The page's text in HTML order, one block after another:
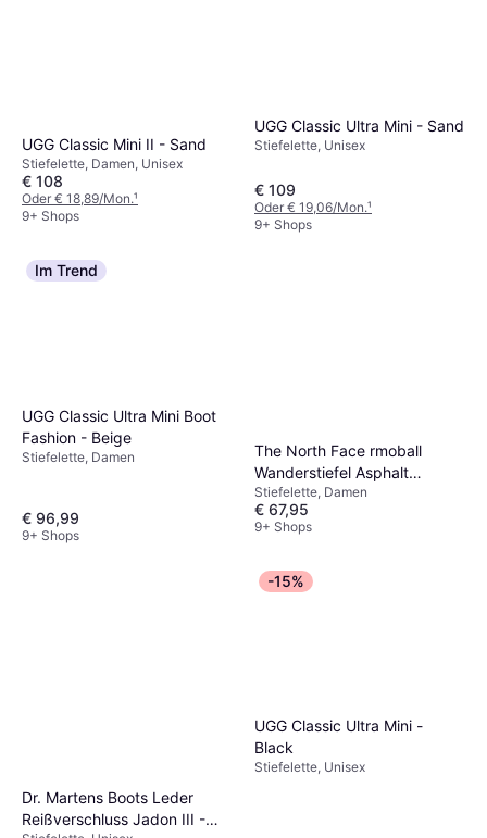
UGG Classic Mini II - Sand
Stiefelette, Damen, Unisex
€ 108
Oder € 18,89/Mon.¹
9+ Shops
UGG Classic Ultra Mini - Sand
Stiefelette, Unisex
€ 109
Oder € 19,06/Mon.¹
9+ Shops
Im Trend
UGG Classic Ultra Mini Boot
Fashion - Beige
Stiefelette, Damen
€ 96,99
9+ Shops
The North Face rmoball
Wanderstiefel Asphalt
Grey/Tnf Black
Stiefelette, Damen
€ 67,95
9+ Shops
Dr. Martens Boots Leder
Reißverschluss Jadon III -
-15%
UGG Classic Ultra Mini -
Black
Stiefelette, Unisex